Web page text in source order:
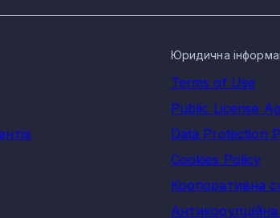
Юридична
Terms of Use
Public License
Data Protection
Cookies Policy
Корпоративна